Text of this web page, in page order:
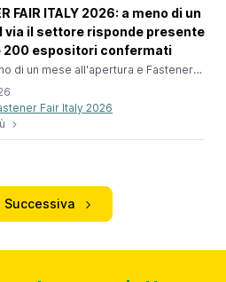
di vendita degli spazi espositivi per
FAIR ITALY 2026: a meno di un
via il settore risponde presente
200 espositori confermati
di un mese all'apertura e Fastener
si presenta già con numeri
200 aziende espositrici hanno
la propria partecipazione alla quinta
in programma il 24 e 25
CityLife – Allianz MiCo di
Bralo Italia, DIV GRO
Fair Italy 2026
Successiva